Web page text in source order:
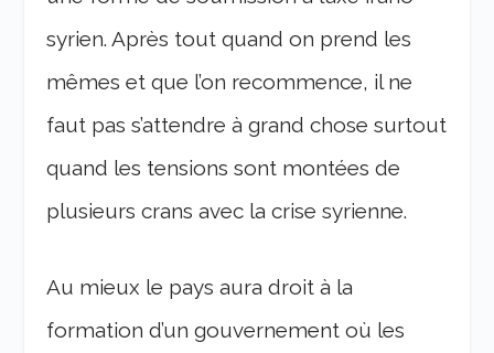
syrien. Après tout quand on prend les
mêmes et que l’on recommence, il ne
faut pas s’attendre à grand chose surtout
quand les tensions sont montées de
plusieurs crans avec la crise syrienne.
Au mieux le pays aura droit à la
formation d’un gouvernement où les